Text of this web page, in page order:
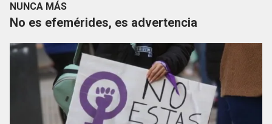
NUNCA MÁS
No es efemérides, es advertencia